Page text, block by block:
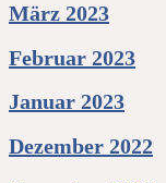
März 2023
Februar 2023
Januar 2023
Dezember 2022